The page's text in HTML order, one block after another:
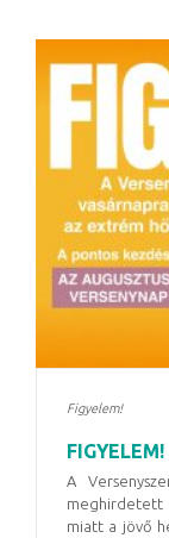
Figyelem!
FIGYELEM!
A
miatt a jövő